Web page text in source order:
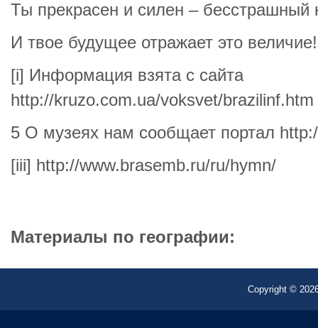
Ты прекрасен и силен – бесстрашный
И твое будущее отражает это величие!
[i] Информация взята с сайта
http://kruzo.com.ua/voksvet/brazilinf.htm
5 О музеях нам сообщает портал
[iii] http://www.brasemb.ru/ru/hymn/
Материалы по географии:
Copyright ©